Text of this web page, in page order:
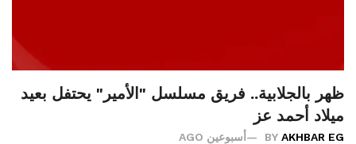
ظهر بالجلابية.. فريق مسلسل "الأمير" يحتفل بعيد
ميلاد أحمد عز
BY AKHBAR EG أسبوعين AGO